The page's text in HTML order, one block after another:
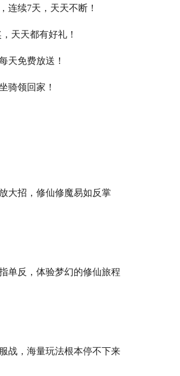
连续7天，天天不断！
天天都有好礼！
天免费放送！
骑领回家！
大招，修仙修魔易如反掌
单反，体验梦幻的修仙旅程
战，海量玩法根本停不下来